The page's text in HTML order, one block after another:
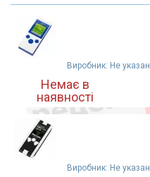
Виробник: Не указан
Немає в
наявності
Виробник: Не указан